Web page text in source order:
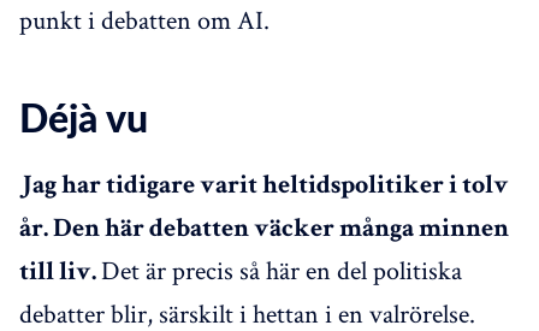
punkt i debatten om AI.
Déjà vu
Jag har tidigare varit heltidspolitiker i tolv
år. Den här debatten väcker många minnen
till liv.Det är precis så här en del politiska
debatter blir, särskilt i hettan i en valrörelse.